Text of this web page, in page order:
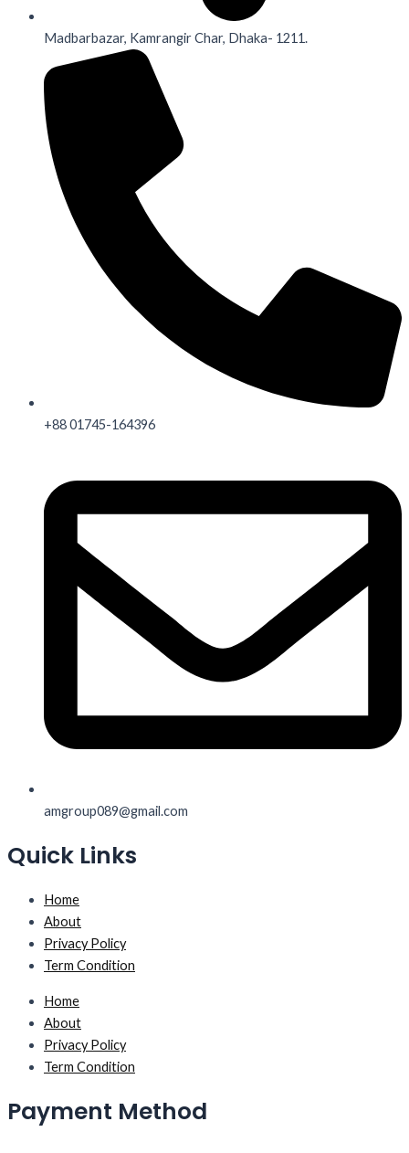
Madbarbazar, Kamrangir Char, Dhaka- 1211.
+88 01745-164396
amgroup089@gmail.com
Quick Links
Home
About
Privacy Policy
Term Condition
Home
About
Privacy Policy
Term Condition
Payment Method